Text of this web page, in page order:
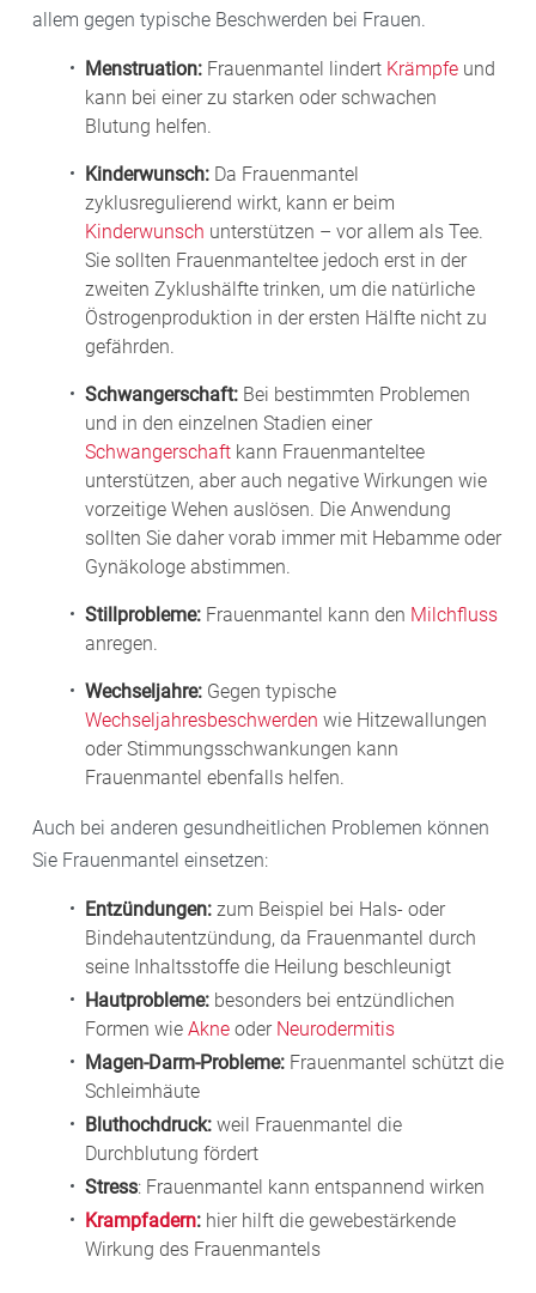
allem gegen typische Beschwerden bei Frauen.
Menstruation: Frauenmantel lindert Krämpfe und
kann bei einer zu starken oder schwachen
Blutung helfen.
Kinderwunsch: Da Frauenmantel
zyklusregulierend wirkt, kann er beim
Kinderwunsch unterstützen – vor allem als Tee.
Sie sollten Frauenmanteltee jedoch erst in der
zweiten Zyklushälfte trinken, um die natürliche
Östrogenproduktion in der ersten Hälfte nicht zu
gefährden.
Schwangerschaft: Bei bestimmten Problemen
und in den einzelnen Stadien einer
Schwangerschaft kann Frauenmanteltee
unterstützen, aber auch negative Wirkungen wie
vorzeitige Wehen auslösen. Die Anwendung
sollten Sie daher vorab immer mit Hebamme oder
Gynäkologe abstimmen.
Stillprobleme: Frauenmantel kann den Milchfluss
anregen.
Wechseljahre: Gegen typische
Wechseljahresbeschwerden wie Hitzewallungen
oder Stimmungsschwankungen kann
Frauenmantel ebenfalls helfen.
Auch bei anderen gesundheitlichen Problemen können
Sie Frauenmantel einsetzen:
Entzündungen: zum Beispiel bei Hals- oder
Bindehautentzündung, da Frauenmantel durch
seine Inhaltsstoffe die Heilung beschleunigt
Hautprobleme: besonders bei entzündlichen
Formen wie Akne oder Neurodermitis
Magen-Darm-Probleme: Frauenmantel schützt die
Schleimhäute
Bluthochdruck: weil Frauenmantel die
Durchblutung fördert
Stress: Frauenmantel kann entspannend wirken
Krampfadern: hier hilft die gewebestärkende
Wirkung des Frauenmantels